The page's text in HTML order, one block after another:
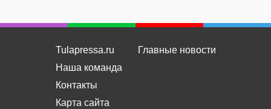
Tulapressa.ru
Наша команда
Контакты
Карта сайта
Главные новости